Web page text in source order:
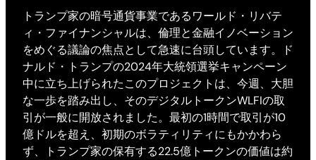
トランプ家の暗号通貨事業であるワールド・リバテ
ィ・ファイナンシャルは、倫理と金融イノベーション
をめぐる議論の焦点として急速に台頭しています。ド
ナルド・トランプの2024年大統領選挙キャンペーン
中に立ち上げられたこのプロジェクトは、今週、大胆
な一歩を踏み出し、そのデジタルトークンWLFIの取
引が一般に開放されました。最初の1時間で取引が10
億ドルを超え、初期のボラティリティにもかかわら
ず、トランプ家の保有する22.5億トークンの価値は約